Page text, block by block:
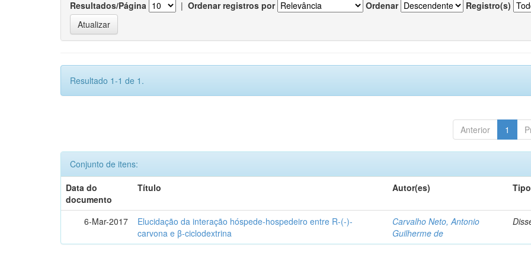
Resultados/Página | Ordenar registros por Ordenar Registro(s)
Resultado 1-1 de 1.
Anterior 1
Conjunto de itens:
Data do
documento
Título Autor(es) Tipo
6-Mar-2017
Elucidação da interação hóspede-hospedeiro entre R-(-)-
carvona e β-ciclodextrina
Carvalho Neto, Antonio
Guilherme de